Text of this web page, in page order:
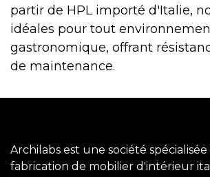
partir de HPL importé d'Italie,
idéales pour tout
gastronomique, offrant
de maintenance.
Archilabs est une société spécialisée
fabrication de mobilier d'intérieur